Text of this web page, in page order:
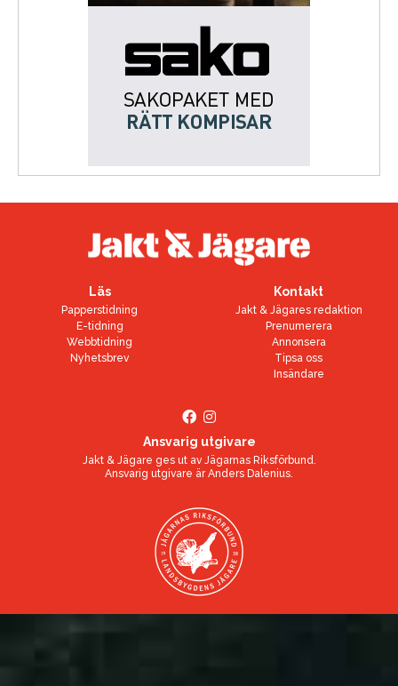
Läs
Papperstidning
E-tidning
Webbtidning
Nyhetsbrev
Kontakt
Jakt & Jägares redaktion
Prenumerera
Annonsera
Tipsa oss
Insändare
Ansvarig utgivare
Jakt & Jägare ges ut av Jägarnas Riksförbund.
Ansvarig utgivare ärAnders Dalenius.